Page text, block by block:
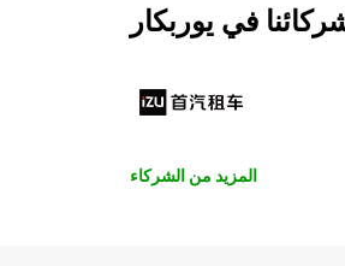
في يوربكار
المزيد من الشركاء